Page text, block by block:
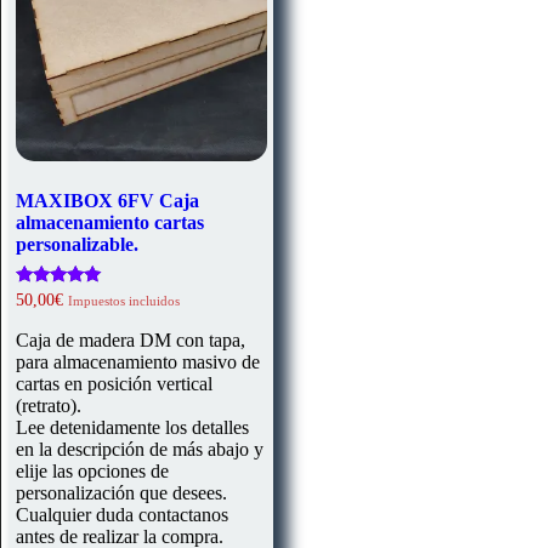
MAXIBOX 6FV Caja
almacenamiento cartas
personalizable.
Valorado
con
de 5
50,00€ Impuestos incluidos
Caja de madera DM con tapa,
para almacenamiento masivo de
cartas en posición vertical
(retrato).
Lee detenidamente los detalles
en la descripción de más abajo y
elije las opciones de
personalización que desees.
Cualquier duda contactanos
antes de realizar la compra.